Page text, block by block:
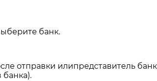
банк.
отправки илипредставитель
банка).